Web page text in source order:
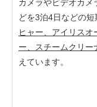
カメラやビデオカメ
どを3泊4日などの短
ヒャー、アイリス
ー、スチームクリー
えています。